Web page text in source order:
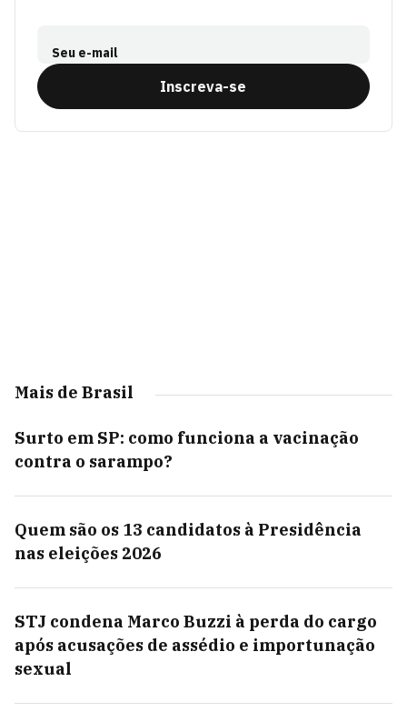
Seu e-mail
Inscreva-se
Mais de Brasil
Surto em SP: como funciona a vacinação
contra o sarampo?
Quem são os 13 candidatos à Presidência
nas eleições 2026
STJ condena Marco Buzzi à perda do cargo
após acusações de assédio e importunação
sexual